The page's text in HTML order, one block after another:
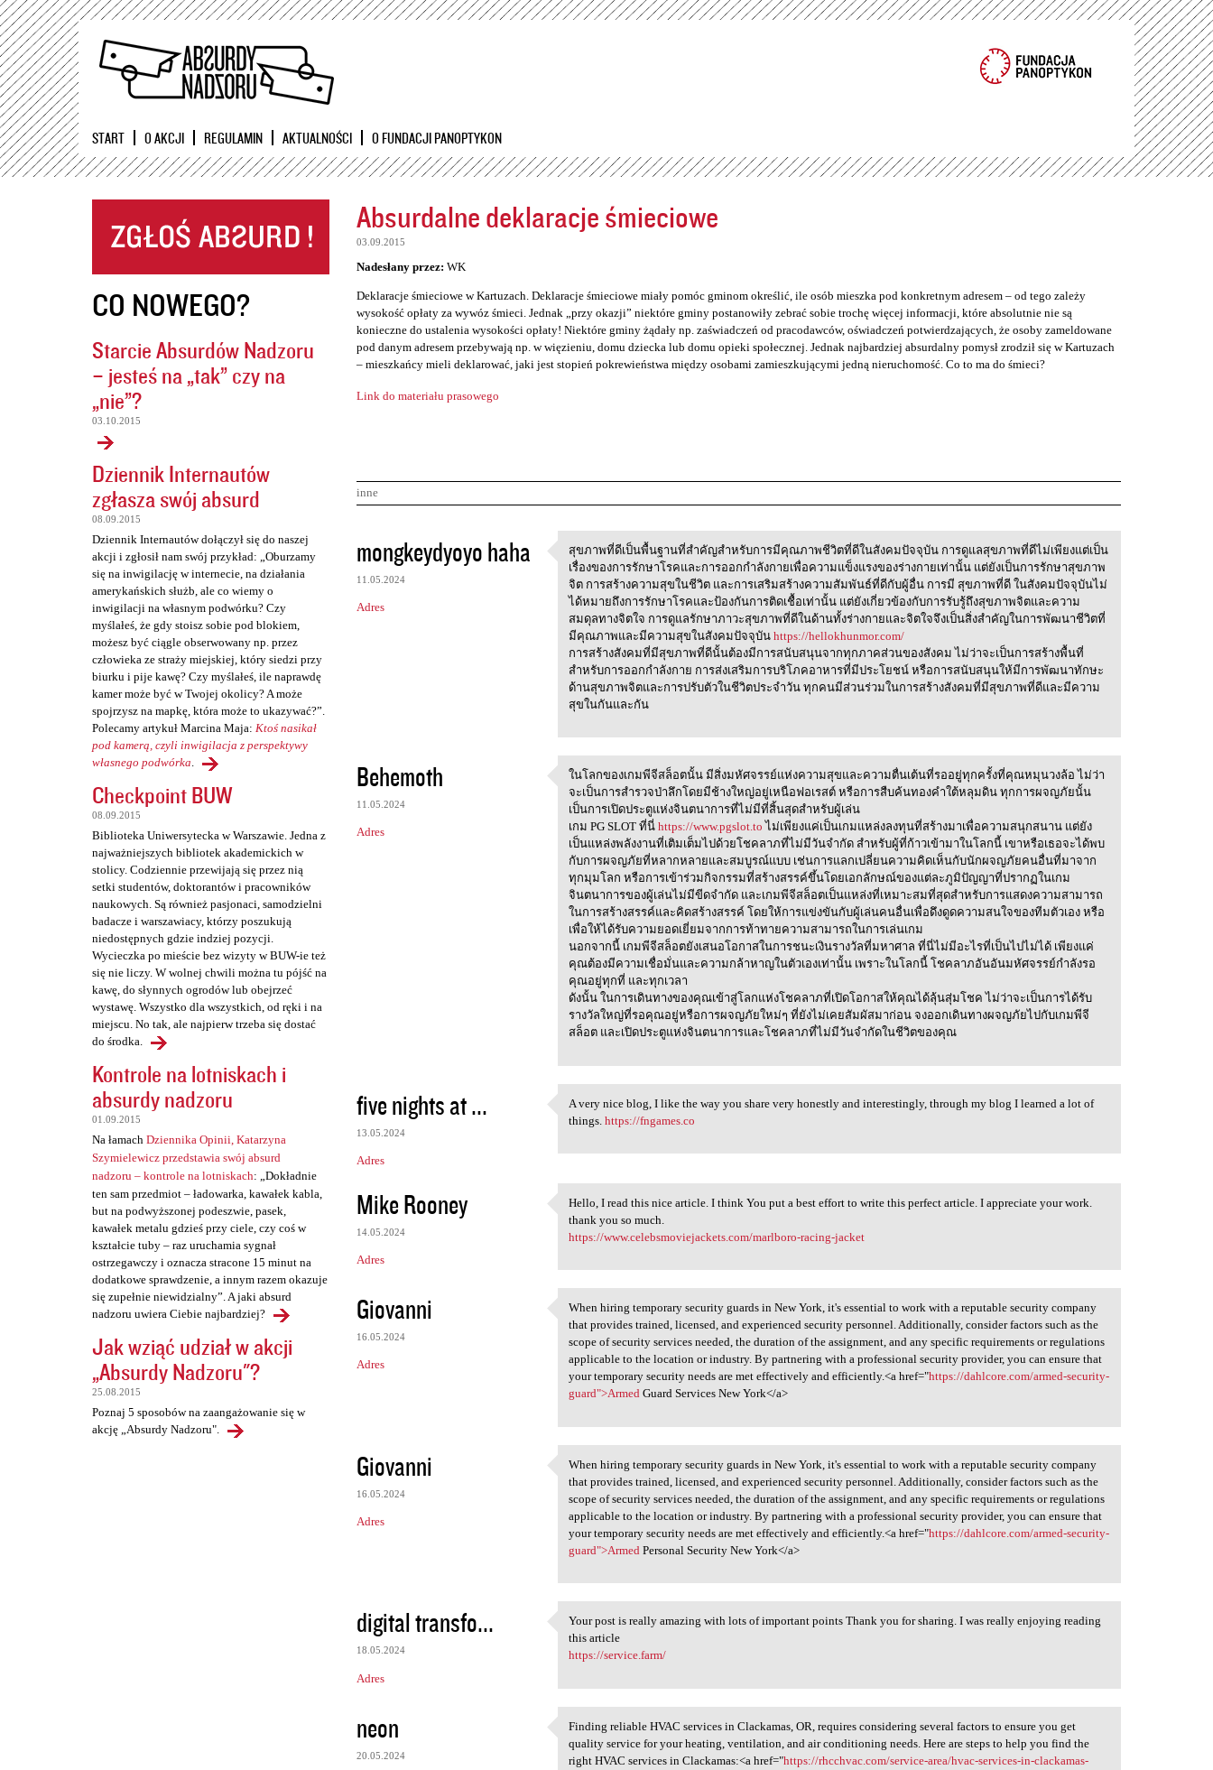
Przejdź
START O AKCJI REGULAMIN AKTUALNOŚCI O FUNDACJI PANOPTYKON
CO NOWEGO?
Starcie Absurdów Nadzoru
– jesteś na „tak” czy na
„nie”?
03.10.2015
Dziennik Internautów
zgłasza swój absurd
08.09.2015
Dziennik Internautów dołączył się do naszej
akcji i zgłosił nam swój przykład: „Oburzamy
się na inwigilację w internecie, na działania
amerykańskich służb, ale co wiemy o
inwigilacji na własnym podwórku? Czy
myślałeś, że gdy stoisz sobie pod blokiem,
możesz być ciągle obserwowany np. przez
człowieka ze straży miejskiej, który siedzi przy
biurku i pije kawę? Czy myślałeś, ile naprawdę
kamer może być w Twojej okolicy? A może
spojrzysz na mapkę, która może to ukazywać?”.
Polecamy artykuł Marcina Maja: Ktoś nasikał
pod kamerą, czyli inwigilacja z perspektywy
własnego podwórka.
Checkpoint BUW
08.09.2015
Biblioteka Uniwersytecka w Warszawie. Jedna z
najważniejszych bibliotek akademickich w
stolicy. Codziennie przewijają się przez nią
setki studentów, doktorantów i pracowników
naukowych. Są również pasjonaci, samodzielni
badacze i warszawiacy, którzy poszukują
niedostępnych gdzie indziej pozycji.
Wycieczka po mieście bez wizyty w BUW-ie też
się nie liczy. W wolnej chwili można tu pójść na
kawę, do słynnych ogrodów lub obejrzeć
wystawę. Wszystko dla wszystkich, od ręki i na
miejscu. No tak, ale najpierw trzeba się dostać
do środka.
Kontrole na lotniskach i
absurdy nadzoru
01.09.2015
Na łamach Dziennika Opinii, Katarzyna
Szymielewicz przedstawia swój absurd
nadzoru – kontrole na lotniskach: „Dokładnie
ten sam przedmiot – ładowarka, kawałek kabla,
but na podwyższonej podeszwie, pasek,
kawałek metalu gdzieś przy ciele, czy coś w
kształcie tuby – raz uruchamia sygnał
ostrzegawczy i oznacza stracone 15 minut na
dodatkowe sprawdzenie, a innym razem okazuje
się zupełnie niewidzialny”. A jaki absurd
nadzoru uwiera Ciebie najbardziej?
Jak wziąć udział w akcji
„Absurdy Nadzoru"?
25.08.2015
Poznaj 5 sposobów na zaangażowanie się w
akcję „Absurdy Nadzoru".
Absurdalne deklaracje śmieciowe
03.09.2015
Nadesłany przez: WK
Deklaracje śmieciowe w Kartuzach. Deklaracje śmieciowe miały pomóc gminom określić, ile osób mieszka pod konkretnym adresem – od tego zależy
wysokość opłaty za wywóz śmieci. Jednak „przy okazji” niektóre gminy postanowiły zebrać sobie trochę więcej informacji, które absolutnie nie są
konieczne do ustalenia wysokości opłaty! Niektóre gminy żądały np. zaświadczeń od pracodawców, oświadczeń potwierdzających, że osoby zameldowane
pod danym adresem przebywają np. w więzieniu, domu dziecka lub domu opieki społecznej. Jednak najbardziej absurdalny pomysł zrodził się w Kartuzach
– mieszkańcy mieli deklarować, jaki jest stopień pokrewieństwa między osobami zamieszkującymi jedną nieruchomość. Co to ma do śmieci?
Link do materiału prasowego
inne
K
o
m
e
e
mongkeydyoyo haha
11.05.2024
Adres
สุขภาพที่ดีเป็นพื้นฐานที่สำคั
สุขภาพที่ดีเป็นพื้นฐานที่สำคัญสำหรับการมีคุณภาพชีวิตที่ดีในสังคมปัจจุบัน การดูแลสุขภาพที่ดีไม่เพียงแต่เป็น
เรื่องของการรักษาโรคและการออกกำลังกายเพื่อความแข็งแรงของร่างกายเท่านั้น แต่ยังเป็นการรักษาสุขภาพ
จิต การสร้างความสุขในชีวิต และการเสริมสร้างความสัมพันธ์ที่ดีกับผู้อื่น การมี สุขภาพที่ดี ในสังคมปัจจุบันไม่
ได้หมายถึงการรักษาโรคและป้องกันการติดเชื้อเท่านั้น แต่ยังเกี่ยวข้องกับการรับรู้ถึงสุขภาพจิตและความ
สมดุลทางจิตใจ การดูแลรักษาภาวะสุขภาพที่ดีในด้านทั้งร่างกายและจิตใจจึงเป็นสิ่งสำคัญในการพัฒนาชีวิตที่
มีคุณภาพและมีความสุขในสังคมปัจจุบันhttps://hellokhunmor.com/
การสร้างสังคมที่มีสุขภาพที่ดีนั้นต้องมีการสนับสนุนจากทุกภาคส่วนของสังคม ไม่ว่าจะเป็นการสร้างพื้นที่
สำหรับการออกกำลังกาย การส่งเสริมการบริโภคอาหารที่มีประโยชน์ หรือการสนับสนุนให้มีการพัฒนาทักษะ
ด้านสุขภาพจิตและการปรับตัวในชีวิตประจำวัน ทุกคนมีส่วนร่วมในการสร้างสังคมที่มีสุขภาพที่ดีและมีความ
สุขในกันและกัน
Behemoth
11.05.2024
Adres
ในโลกของเกมพีจีสล็อตนั้น
ในโลกของเกมพีจีสล็อตนั้น มีสิ่งมหัศจรรย์แห่งความสุขและความตื่นเต้นที่รออยู่ทุกครั้งที่คุณหมุนวงล้อ ไม่ว่า
จะเป็นการสำรวจป่าลึกโดยมีช้างใหญ่อยู่เหนือฟอเรสต์ หรือการสืบค้นทองคำใต้หลุมดิน ทุกการผจญภัยนั้น
เป็นการเปิดประตูแห่งจินตนาการที่ไม่มีที่สิ้นสุดสำหรับผู้เล่น
เกม PG SLOT ที่นี่https://www.pgslot.to ไม่เพียงแค่เป็นเกมแหล่งลงทุนที่สร้างมาเพื่อความสนุกสนาน แต่ยัง
เป็นแหล่งพลังงานที่เติมเต็มไปด้วยโชคลาภที่ไม่มีวันจำกัด สำหรับผู้ที่ก้าวเข้ามาในโลกนี้ เขาหรือเธอจะได้พบ
กับการผจญภัยที่หลากหลายและสมบูรณ์แบบ เช่นการแลกเปลี่ยนความคิดเห็นกับนักผจญภัยคนอื่นที่มาจาก
ทุกมุมโลก หรือการเข้าร่วมกิจกรรมที่สร้างสรรค์ขึ้นโดยเอกลักษณ์ของแต่ละภูมิปัญญาที่ปรากฏในเกม
จินตนาการของผู้เล่นไม่มีขีดจำกัด และเกมพีจีสล็อตเป็นแหล่งที่เหมาะสมที่สุดสำหรับการแสดงความสามารถ
ในการสร้างสรรค์และคิดสร้างสรรค์ โดยให้การแข่งขันกับผู้เล่นคนอื่นเพื่อดึงดูดความสนใจของทีมตัวเอง หรือ
เพื่อให้ได้รับความยอดเยี่ยมจากการท้าทายความสามารถในการเล่นเกม
นอกจากนี้ เกมพีจีสล็อตยังเสนอโอกาสในการชนะเงินรางวัลที่มหาศาล ที่นี่ไม่มีอะไรที่เป็นไปไม่ได้ เพียงแค่
คุณต้องมีความเชื่อมั่นและความกล้าหาญในตัวเองเท่านั้น เพราะในโลกนี้ โชคลาภอันอันมหัศจรรย์กำลังรอ
คุณอยู่ทุกที่ และทุกเวลา
ดังนั้น ในการเดินทางของคุณเข้าสู่โลกแห่งโชคลาภที่เปิดโอกาสให้คุณได้ลุ้นสุ่มโชค ไม่ว่าจะเป็นการได้รับ
รางวัลใหญ่ที่รอคุณอยู่หรือการผจญภัยใหม่ๆ ที่ยังไม่เคยสัมผัสมาก่อน จงออกเดินทางผจญภัยไปกับเกมพีจี
สล็อต และเปิดประตูแห่งจินตนาการและโชคลาภที่ไม่มีวันจำกัดในชีวิตของคุณ
five nights at ...
13.05.2024
Adres
A very nice blog, I like the
A very nice blog, I like the way you share very honestly and interestingly, through my blog I learned a lot of
things.https://fngames.co
Mike Rooney
14.05.2024
Adres
Hello, I read this nice
Hello, I read this nice article. I think You put a best effort to write this perfect article. I appreciate your work.
thank you so much.
https://www.celebsmoviejackets.com/marlboro-racing-jacket
Giovanni
16.05.2024
Adres
When hiring temporary
When hiring temporary security guards in New York, it's essential to work with a reputable security company
that provides trained, licensed, and experienced security personnel. Additionally, consider factors such as the
scope of security services needed, the duration of the assignment, and any specific requirements or regulations
applicable to the location or industry. By partnering with a professional security provider, you can ensure that
your temporary security needs are met effectively and efficiently.<a href="https://dahlcore.com/armed-security-
guard">Armed Guard Services New York</a>
Giovanni
16.05.2024
Adres
When hiring temporary
When hiring temporary security guards in New York, it's essential to work with a reputable security company
that provides trained, licensed, and experienced security personnel. Additionally, consider factors such as the
scope of security services needed, the duration of the assignment, and any specific requirements or regulations
applicable to the location or industry. By partnering with a professional security provider, you can ensure that
your temporary security needs are met effectively and efficiently.<a href="https://dahlcore.com/armed-security-
guard">Armed Personal Security New York</a>
digital transfo...
18.05.2024
Adres
Your post is really amazing
Your post is really amazing with lots of important points Thank you for sharing. I was really enjoying reading
this article
https://service.farm/
neon
20.05.2024
Finding reliable HVAC
Finding reliable HVAC services in Clackamas, OR, requires considering several factors to ensure you get
quality service for your heating, ventilation, and air conditioning needs. Here are steps to help you find the
right HVAC services in Clackamas:<a href="https://rhcchvac.com/service-area/hvac-services-in-clackamas-